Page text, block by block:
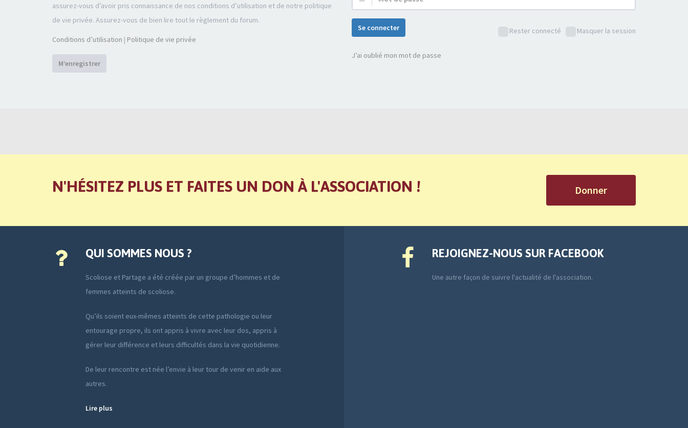
assurez-vous d’avoir pris connaissance de nos conditions d’utilisation et de notre politique
de vie privée. Assurez-vous de bien lire tout le règlement du forum.
Conditions d’utilisation | Politique de vie privée
M’enregistrer
passe :
Rester connecté Masquer la session
Se connecter
J’ai oublié mon mot de passe
N'HÉSITEZ PLUS ET FAITES UN DON À L'ASSOCIATION ! Donner
QUI SOMMES NOUS ?
Scoliose et Partage a été créée par un groupe d’hommes et de
femmes atteints de scoliose.
Qu’ils soient eux-mêmes atteints de cette pathologie ou leur
entourage propre, ils ont appris à vivre avec leur dos, appris à
gérer leur différence et leurs difficultés dans la vie quotidienne.
De leur rencontre est née l’envie à leur tour de venir en aide aux
autres.
Lire plus
REJOIGNEZ-NOUS SUR FACEBOOK
Une autre façon de suivre l'actualité de l'association.